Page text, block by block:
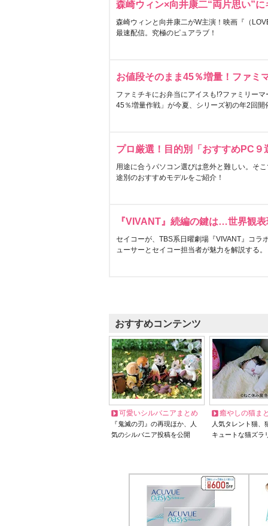
森崎ウィン×向井康二“両片思い”
森崎ウィンと向井康二がW主演！映画『（
最速配信。究極のピュアラブ！
お値段そのまま45％増量！ファミ
ファミチキにお弁当にアイスも!?ファミリー
45％増量作戦」が今夏、シリーズ初の年2回開
プロ厳選！目的別「おすすめPC９
用途に合うパソコン選びは意外と難しい。そ
途別のおすすめモデルをご紹介！
『VIVANT』続編の鍵は…世界観
セイコーが、TBS系日曜劇場『VIVANT』コラ
ューサーとセイコー担当者が魅力を解説する。
おすすめコンテンツ
可愛いシルバニアまとめ
『鬼滅の刃』の再現ほか、人
気のシルバニア投稿を公開
癒やしの猫ま
人気タレント猫
キュートな猫ズラ